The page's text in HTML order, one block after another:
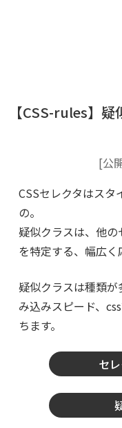
【CSS-rules】
[公
CSSセレクタはス
の。
疑似クラスは、他
を特定する、幅広く
疑似クラスは種類
み込みスピード、
ちます。
セ